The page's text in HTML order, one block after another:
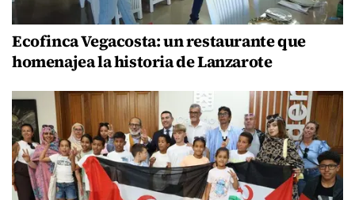
Ecofinca Vegacosta: un restaurante que
homenajea la historia de Lanzarote